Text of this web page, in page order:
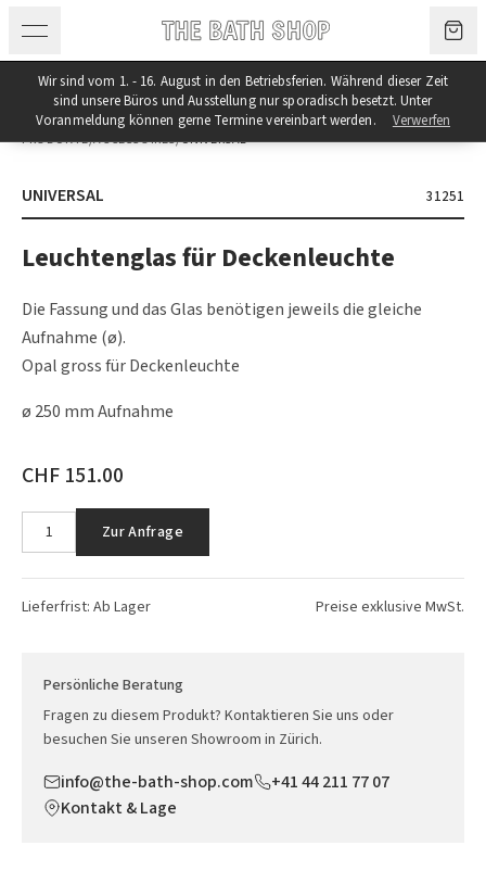
Wir sind vom 1. - 16. August in den Betriebsferien. Während dieser Zeit
sind unsere Büros und Ausstellung nur sporadisch besetzt. Unter
Voranmeldung können gerne Termine vereinbart werden.
Verwerfen
PRODUKTE/ACCESSOIRES/UNIVERSAL
UNIVERSAL 31251
Leuchtenglas für Deckenleuchte
Die Fassung und das Glas benötigen jeweils die gleiche
Aufnahme (ø).
Opal gross für Deckenleuchte
ø 250 mm Aufnahme
CHF 151.00
Zur Anfrage
Lieferfrist: Ab Lager Preise exklusive MwSt.
Persönliche Beratung
Fragen zu diesem Produkt? Kontaktieren Sie uns oder
besuchen Sie unseren Showroom in Zürich.
info@the-bath-shop.com
+41 44 211 77 07
Kontakt & Lage